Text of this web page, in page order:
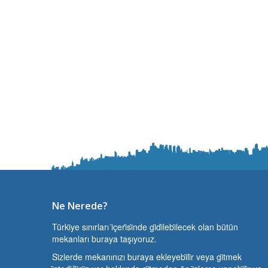
Ne Nerede?
Türki̇ye sınırları i̇çeri̇si̇nde gi̇di̇lebi̇lecek olan bütün
mekanları buraya taşıyoruz.
Si̇zlerde mekanınızı buraya ekleyebi̇li̇r veya gi̇tmek